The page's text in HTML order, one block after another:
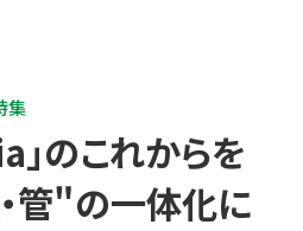
活動
集
のこれからを
管"の一体化に